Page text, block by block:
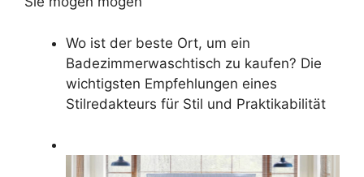
Wo ist der beste Ort, um ein
Badezimmerwaschtisch zu kaufen? Die
wichtigsten Empfehlungen eines
Stilredakteurs für Stil und Praktikabilität